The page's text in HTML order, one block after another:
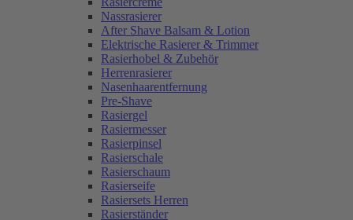
Nassrasierer
After Shave Balsam & Lotion
Elektrische Rasierer & Trimmer
Rasierhobel & Zubehör
Herrenrasierer
Nasenhaarentfernung
Pre-Shave
Rasiergel
Rasiermesser
Rasierpinsel
Rasierschale
Rasierschaum
Rasierseife
Rasiersets Herren
Rasierständer